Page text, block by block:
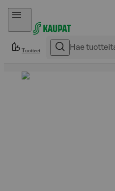
Hyppää sisältöön
Tuotteet